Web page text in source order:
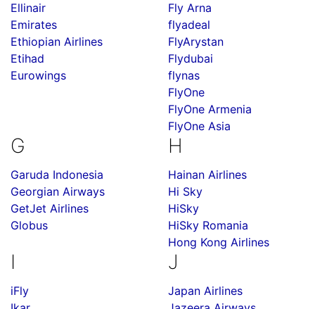
Ellinair
Emirates
Ethiopian Airlines
Etihad
Eurowings
Fly Arna
flyadeal
FlyArystan
Flydubai
flynas
FlyOne
FlyOne Armenia
FlyOne Asia
G
Garuda Indonesia
Georgian Airways
GetJet Airlines
Globus
H
Hainan Airlines
Hi Sky
HiSky
HiSky Romania
Hong Kong Airlines
I
iFly
J
Japan Airlines